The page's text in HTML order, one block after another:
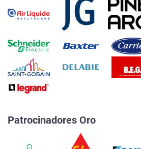
Patrocinadores Oro